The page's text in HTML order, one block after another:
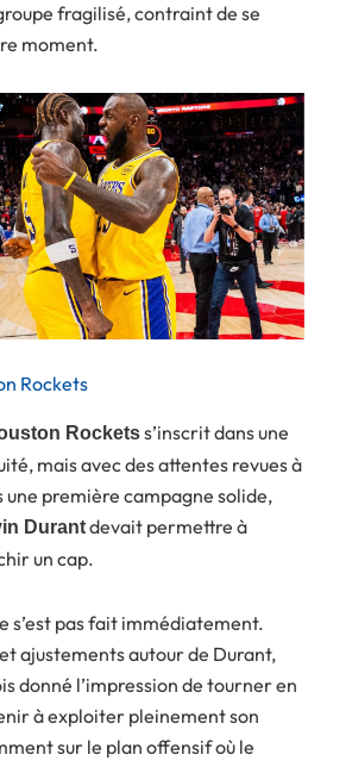
fragilisé, contraint de se
moment.
Rockets
Rocketss’inscrit dans une
mais avec des attentes revues à
une première campagne solide,
Durantdevait permettre à
un cap.
s’est pas fait immédiatement.
ajustements autour de Durant,
donné l’impression de tourner en
à exploiter pleinement son
sur le plan offensif où le